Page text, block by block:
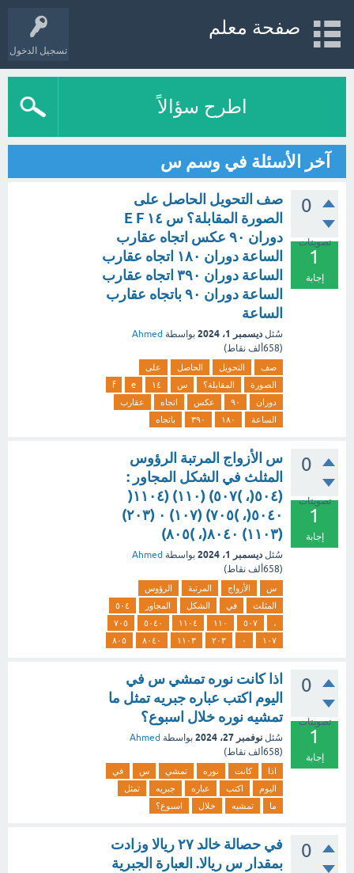
تسجيل الدخول
صفحة معلم
اطرح سؤالاً
آخر الأسئلة في وسم س
0
تصويتات
1
إجابة
صف التحويل الحاصل على
الصورة المقابلة؟ س ١٤ E F
دوران ۹۰ عکس اتجاه عقارب
الساعة دوران ۱۸۰ اتجاه عقارب
الساعة دوران ۳۹۰ اتجاه عقارب
الساعة دوران ۹۰ باتجاه عقارب
الساعة
سُئل ديسمبر 1، 2024 بواسطة Ahmed
(658ألف نقاط)
صف التحويل الحاصل
على
الصورة
المقابلة؟ س ١٤ e
f
دوران
۹۰ عکس اتجاه
عقارب
الساعة
۱۸۰ ۳۹۰ باتجاه
0
تصويتات
1
إجابة
س الأزواج المرتبة الرؤوس
المثلث في الشكل المجاور :
(٥٠٤(، )٥٠٧) (۱۱۰) (١١٠٤(
٥٠٤٠(، )٧٠٥) (۱۰۷) ۰ (۲۰۳)
(۱۱۰۳) ٨٠٤٠(، )٨٠٥)
سُئل ديسمبر 1، 2024 بواسطة Ahmed
(658ألف نقاط)
س الأزواج المرتبة
الرؤوس
المثلث
في الشكل المجاور
٥٠٤
،
٥٠٧ ۱۱۰ ١١٠٤ ٥٠٤٠
٧٠٥
۱۰۷
۰ ۲۰۳ ۱۱۰۳ ٨٠٤٠ ٨٠٥
0
تصويتات
1
إجابة
اذا كانت نوره تمشي س في
اليوم اكتب عباره جبريه تمثل ما
تمشيه نوره خلال اسبوع؟
سُئل نوفمبر 27، 2024 بواسطة Ahmed
(658ألف نقاط)
اذا كانت نوره تمشي س
في
اليوم
اكتب عباره جبريه
تمثل
ما
تمشيه خلال اسبوع؟
0
في حصالة خالد ٢٧ ريالا وزادت
بمقدار س ريالا. العبارة الجبرية